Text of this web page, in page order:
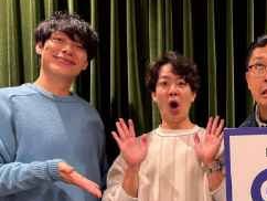
お知らせ
イベント・グッズ
YouTube
会社情報